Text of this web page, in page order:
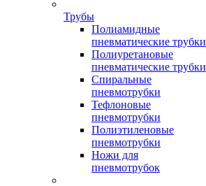
Трубы
Полиамидные
пневматические трубки
Полиуретановые
пневматические трубки
Спиральные
пневмотрубки
Тефлоновые
пневмотрубки
Полиэтиленовые
пневмотрубки
Ножи для
пневмотрубок